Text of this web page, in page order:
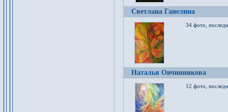
Светлана Ганелина
34 фото,
Наталья Овчинникова
12 фото,